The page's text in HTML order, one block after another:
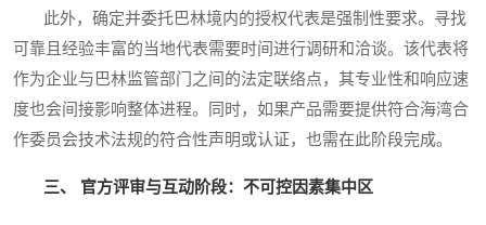
此外，确定并委托巴林境内的授权代表是强制性要求。寻找
可靠且经验丰富的当地代表需要时间进行调研和洽谈。该代表将
作为企业与巴林监管部门之间的法定联络点，其专业性和响应速
度也会间接影响整体进程。同时，如果产品需要提供符合海湾合
作委员会技术法规的符合性声明或认证，也需在此阶段完成。
三、 官方评审与互动阶段：不可控因素集中区